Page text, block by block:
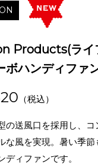
Products(ライ
ボハンディファ
（税込）
の送風口を採用し、
な風を実現。暑い季
ディファンです。